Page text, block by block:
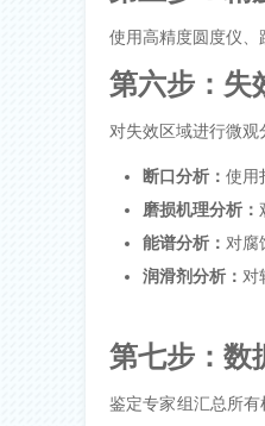
使用高精度圆度仪、
第六步：失
对失效区域进行微观
断口分析： 使用
磨损机理分析：
能谱分析： 对腐
润滑剂分析： 对
第七步：数
鉴定专家组汇总所